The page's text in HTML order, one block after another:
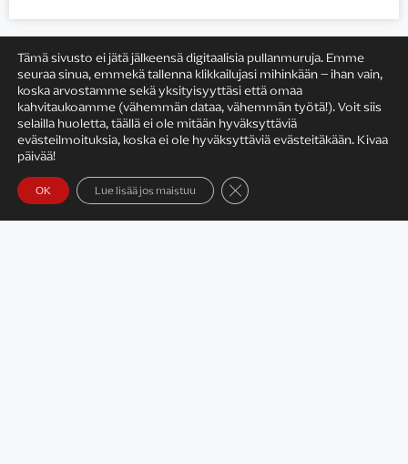
KIRJAILIJAN TYÖ
Tämä sivusto ei jätä jälkeensä digitaalisia pullanmuruja. Emme
seuraa sinua, emmekä tallenna klikkailujasi mihinkään – ihan vain,
koska arvostamme sekä yksityisyyttäsi että omaa
kahvitaukoamme (vähemmän dataa, vähemmän työtä!). Voit siis
selailla huoletta, täällä ei ole mitään hyväksyttäviä
evästeilmoituksia, koska ei ole hyväksyttäviä evästeitäkään. Kivaa
päivää!
OK Lue lisää jos maistuu Sulje evästebanneri